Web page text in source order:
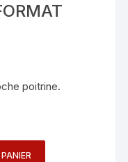
poitrine.